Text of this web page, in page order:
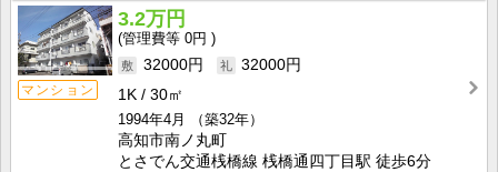
マンション
3.2万円
0円
32000円
32000円
1K
30㎡
1994年4月
（築32年）
高知市南ノ丸町
とさでん交通桟橋線 桟橋通四丁目駅 徒歩6分